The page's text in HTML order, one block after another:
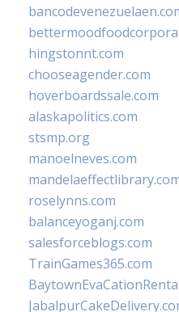
hingstonnt.com
chooseagender.com
hoverboardssale.com
alaskapolitics.com
stsmp.org
manoelneves.com
roselynns.com
balanceyoganj.com
salesforceblogs.com
TrainGames365.com